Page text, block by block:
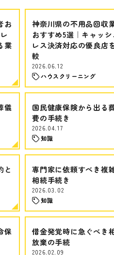
お
業
神奈川県の不用品回収
おすすめ5選｜キャッシ
レス決済対応の優良店
較
2026.06.12
ハウスクリーニング
儀
国民健康保険から出る
費の手続き
2026.04.17
知識
と
専門家に依頼すべき複
相続手続き
2026.03.02
知識
保
借金発覚時に急ぐべき
放棄の手続
2026.02.09